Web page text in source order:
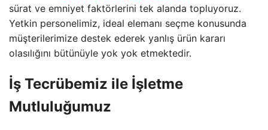
sürat ve emniyet faktörlerini tek alanda topluyoruz.
Yetkin personelimiz, ideal elemanı seçme konusunda
müşterilerimize destek ederek yanlış ürün kararı
olasılığını bütünüyle yok yok etmektedir.
İş Tecrübemiz ile İşletme
Mutluluğumuz